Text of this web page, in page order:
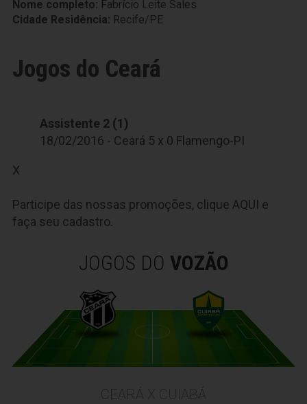
Nome completo: Fabrício Leite Sales
Cidade Residência: Recife/PE
Jogos do Ceará
Assistente 2 (1)
18/02/2016 - Ceará 5 x 0 Flamengo-PI
X
Participe das nossas promoções, clique AQUI e
faça seu cadastro.
JOGOS DO VOZÃO
CEARÁ X CUIABÁ